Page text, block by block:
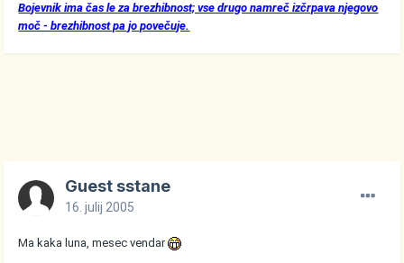
Bojevnik ima čas le za brezhibnost; vse drugo namreč izčrpava njegovo
moč - brezhibnost pa jo povečuje.
Guest sstane
16. julij 2005
Ma kaka luna, mesec vendar